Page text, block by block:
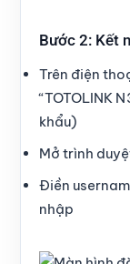
Bước 2: Kết
Trên điện
“TOTOLINK
khẩu)
Mở trình
Điền
nhập